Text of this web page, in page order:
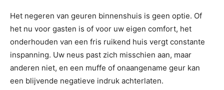
Het negeren van geuren binnenshuis is geen optie. Of
het nu voor gasten is of voor uw eigen comfort, het
onderhouden van een fris ruikend huis vergt constante
inspanning. Uw neus past zich misschien aan, maar
anderen niet, en een muffe of onaangename geur kan
een blijvende negatieve indruk achterlaten.